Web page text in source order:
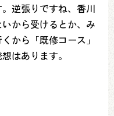
逆張りですね、香川
から受けるとか、み
から「既修コース」
はあります。